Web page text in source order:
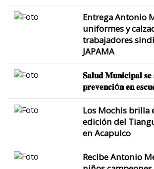
Entrega Antonio
uniformes y
trabajadores
JAPAMA
𝐒𝐚𝐥𝐮𝐝 𝐌𝐮𝐧𝐢𝐜𝐢𝐩𝐚𝐥
𝐩𝐫𝐞𝐯𝐞𝐧𝐜𝐢ó𝐧 𝐞𝐧
Los Mochis brilla
edición del
en Acapulco
Recibe Antonio